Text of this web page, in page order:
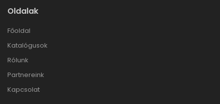
Oldalak
Főoldal
Katalógusok
Rólunk
Partnereink
Kapcsolat